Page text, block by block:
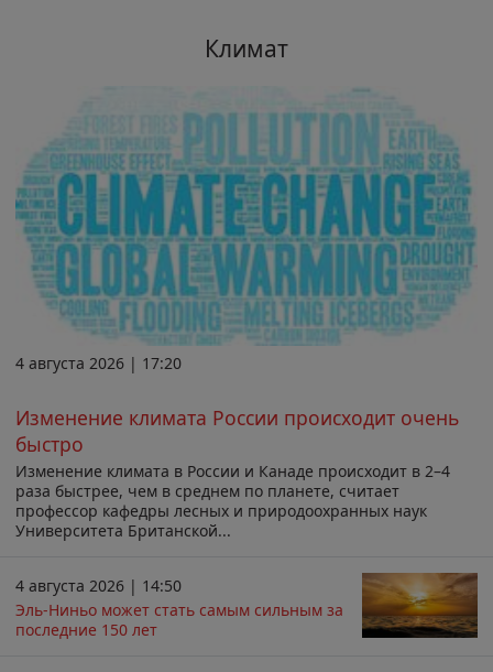
Климат
4 августа 2026 | 17:20
Изменение климата России происходит очень
быстро
Изменение климата в России и Канаде происходит в 2–4
раза быстрее, чем в среднем по планете, считает
профессор кафедры лесных и природоохранных наук
Университета Британской...
4 августа 2026 | 14:50
Эль-Ниньо может стать самым сильным за
последние 150 лет